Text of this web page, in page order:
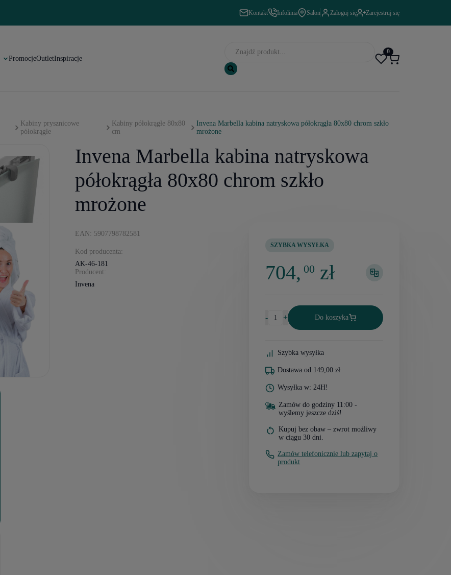
Kontakt Infolinia Salon Zaloguj się Zarejestruj się
PromocjeOutletInspiracje
0
Kabiny prysznicowe
półokrągłe
Kabiny półokrągłe 80x80
cm
Invena Marbella kabina natryskowa półokrągła 80x80 chrom szkło
mrożone
Invena Marbella kabina natryskowa
półokrągła 80x80 chrom szkło
mrożone
EAN: 5907798782581
Kod producenta:
AK-46-181
Producent:
Invena
SZYBKA WYSYŁKA
704,00 zł
- + Do koszyka
Szybka wysyłka
Dostawa od 149,00 zł
Wysyłka w: 24H!
Zamów do godziny 11:00 -
wyślemy jeszcze dziś!
Kupuj bez obaw – zwrot możliwy
w ciągu 30 dni.
Zamów telefonicznie lub zapytaj o
produkt